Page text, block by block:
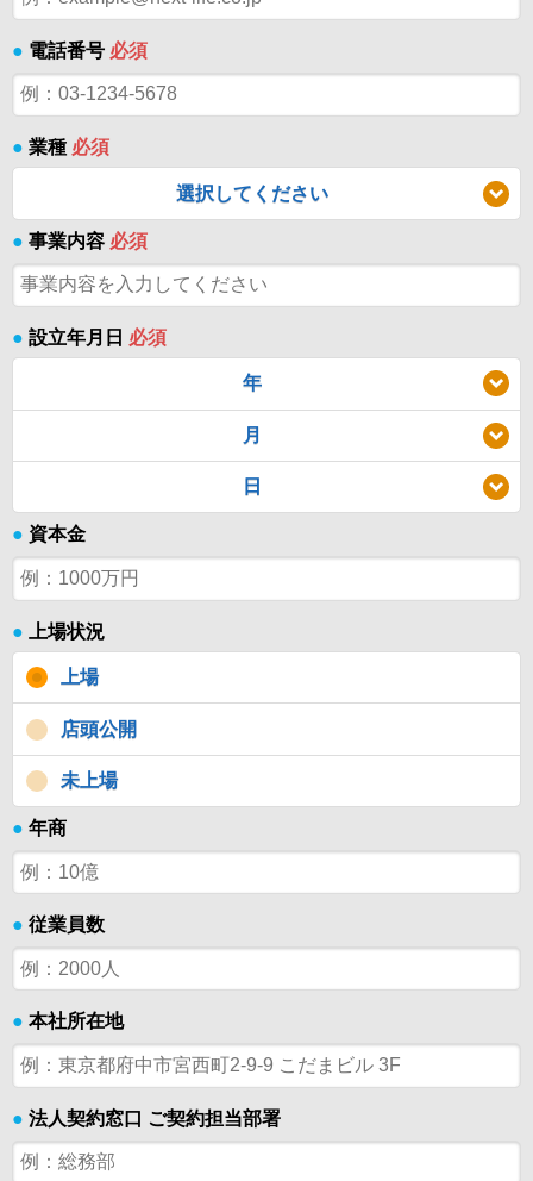
● 電話番号 必須
● 業種 必須
選択してください
● 事業内容 必須
● 設立年月日 必須
年
月
日
● 資本金
● 上場状況
上場
店頭公開
未上場
● 年商
● 従業員数
● 本社所在地
● 法人契約窓口 ご契約担当部署